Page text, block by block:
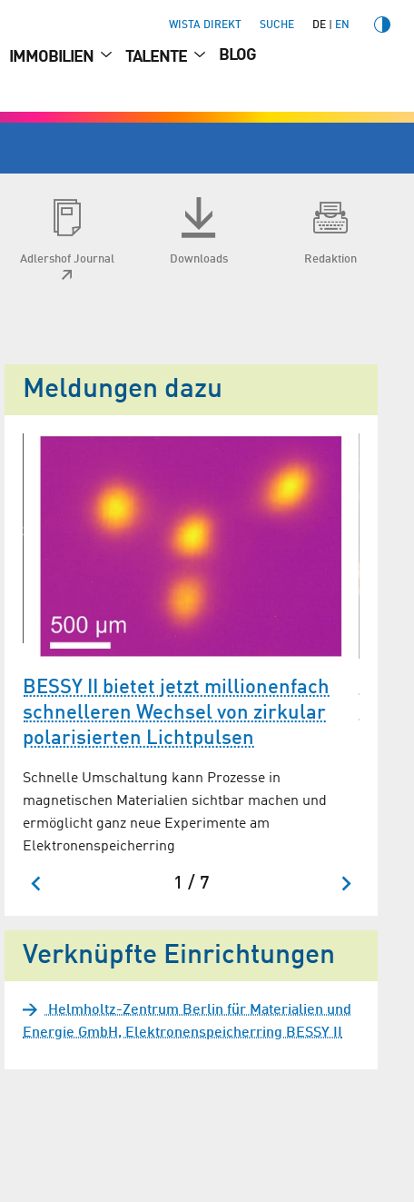
WISTA DIREKT SUCHE DE EN
IMMOBILIEN TALENTE BLOG
Adlershof Journal Downloads Redaktion
Meldungen dazu
BESSY II bietet jetzt millionenfach
schnelleren Wechsel von zirkular
polarisierten Lichtpulsen
Schnelle Umschaltung kann Prozesse in
magnetischen Materialien sichtbar machen und
ermöglicht ganz neue Experimente am
Elektronenspeicherring
1 / 7
Verknüpfte Einrichtungen
Helmholtz-Zentrum Berlin für Materialien und
Energie GmbH, Elektronenspeicherring BESSY II